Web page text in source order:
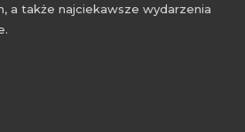
a także najciekawsze wydarzenia